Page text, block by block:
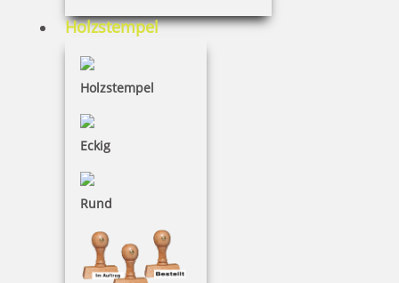
Holzstempel
Holzstempel
Eckig
Rund